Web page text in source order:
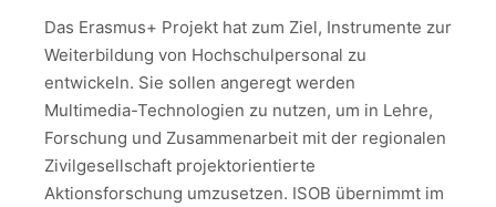
Das Erasmus+ Projekt hat zum Ziel, Instrumente zur
Weiterbildung von Hochschulpersonal zu
entwickeln. Sie sollen angeregt werden
Multimedia-Technologien zu nutzen, um in Lehre,
Forschung und Zusammenarbeit mit der regionalen
Zivilgesellschaft projektorientierte
Aktionsforschung umzusetzen. ISOB übernimmt im